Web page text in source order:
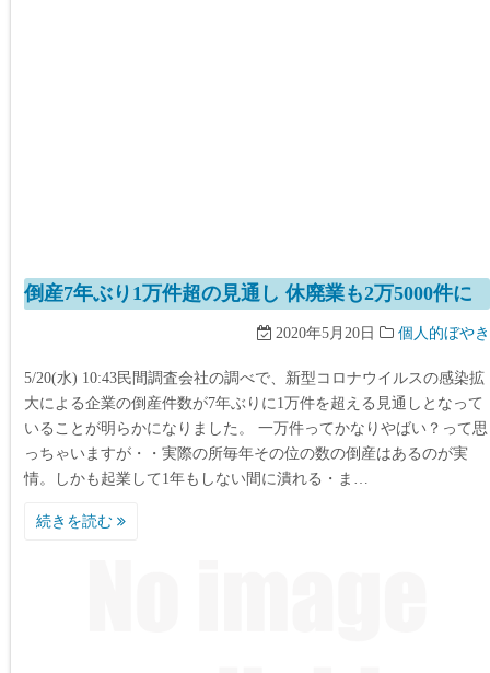
倒産7年ぶり1万件超の見通し 休廃業も2万5000件に
2020年5月20日 個人的ぼやき
5/20(水) 10:43民間調査会社の調べで、新型コロナウイルスの感染拡
大による企業の倒産件数が7年ぶりに1万件を超える見通しとなって
いることが明らかになりました。 一万件ってかなりやばい？って思
っちゃいますが・・実際の所毎年その位の数の倒産はあるのが実
情。しかも起業して1年もしない間に潰れる・ま…
続きを読む